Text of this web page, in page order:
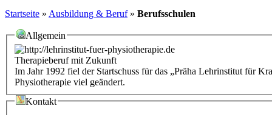
Startseite » Ausbildung & Beruf» Berufsschulen
Allgemein
Therapieberuf mit Zukunft
Im Jahr 1992 fiel der Startschuss für das „Präha Lehrinstitut für
Physiotherapie viel geändert.
Kontakt